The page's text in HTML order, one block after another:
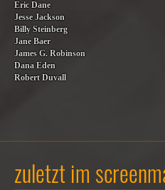
Eric Dane
Jesse Jackson
Billy Steinberg
Jane Baer
James G. Robinson
Dana Eden
Robert Duvall
zuletzt im